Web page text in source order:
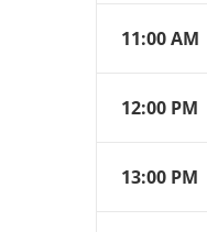
11:00 AM
12:00 PM
13:00 PM